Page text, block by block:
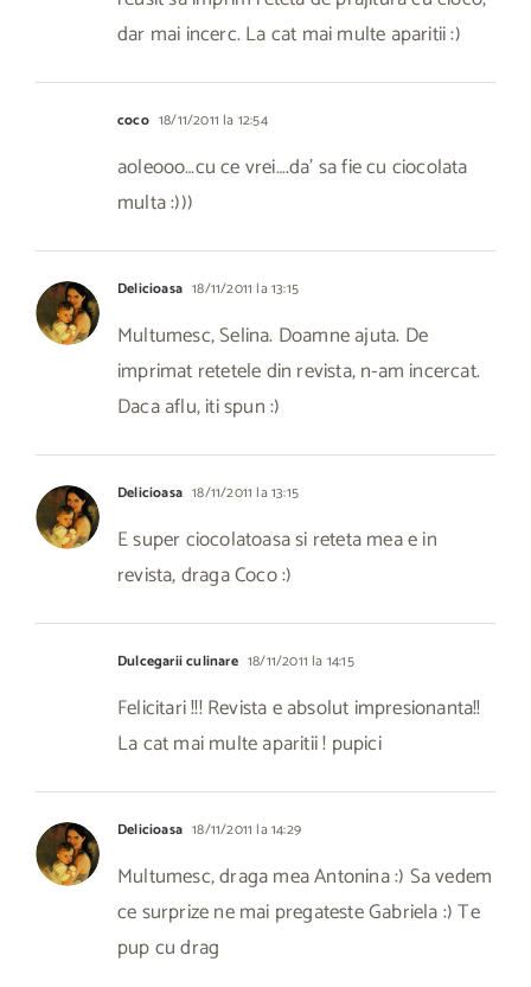
dar mai incerc. La cat mai multe aparitii :)
coco 18/11/2011 la 12:54
aoleooo…cu ce vrei….da’ sa fie cu ciocolata
multa :)))
Delicioasa 18/11/2011 la 13:15
Multumesc, Selina. Doamne ajuta. De
imprimat retetele din revista, n-am incercat.
Daca aflu, iti spun :)
Delicioasa 18/11/2011 la 13:15
E super ciocolatoasa si reteta mea e in
revista, draga Coco :)
Dulcegarii culinare 18/11/2011 la 14:15
Felicitari !!! Revista e absolut impresionanta!!
La cat mai multe aparitii ! pupici
Delicioasa 18/11/2011 la 14:29
Multumesc, draga mea Antonina :) Sa vedem
ce surprize ne mai pregateste Gabriela :) Te
pup cu drag